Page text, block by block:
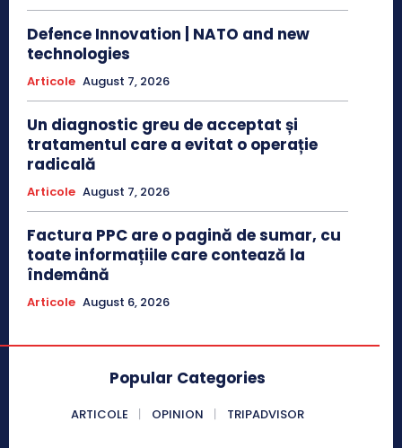
Defence Innovation | NATO and new
technologies
Articole August 7, 2026
Un diagnostic greu de acceptat și
tratamentul care a evitat o operație
radicală
Articole August 7, 2026
Factura PPC are o pagină de sumar, cu
toate informațiile care contează la
îndemână
Articole August 6, 2026
Popular Categories
ARTICOLE OPINION TRIPADVISOR